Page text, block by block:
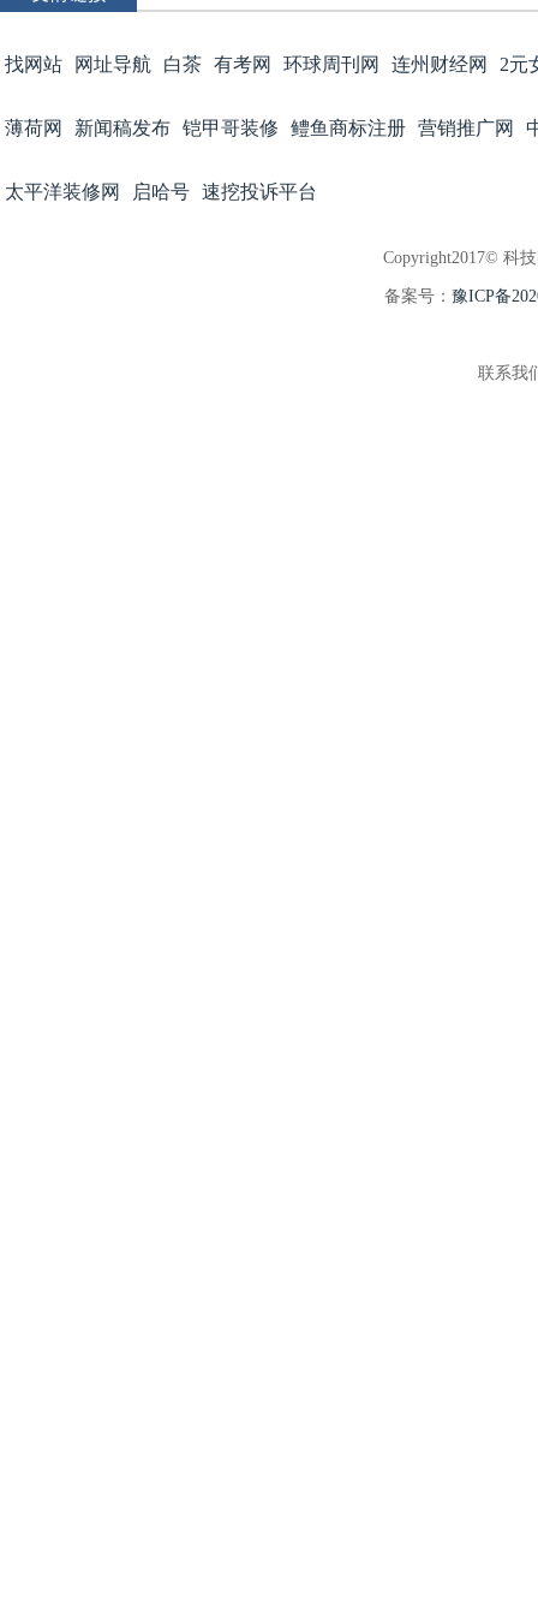
找网站 网址导航 白茶 有考网 环球周刊网 连州财经网 2元
薄荷网 新闻稿发布 铠甲哥装修 鳢鱼商标注册 营销推广网
太平洋装修网 启哈号 速挖投诉平台
Copyright2017© 科
备案号： 豫ICP备
联系我